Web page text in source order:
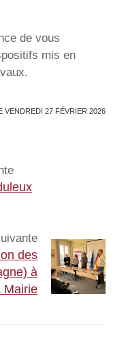
de vous
mis en
VENDREDI 27 FÉVRIER 2026
des
à
Mairie